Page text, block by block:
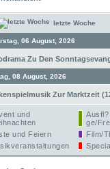
letzte Woche
06 August, 2026
Zu Den
08 August, 2026
Zur Marktzeit
und
Ausfl?
ge/
und Feiern
Film/